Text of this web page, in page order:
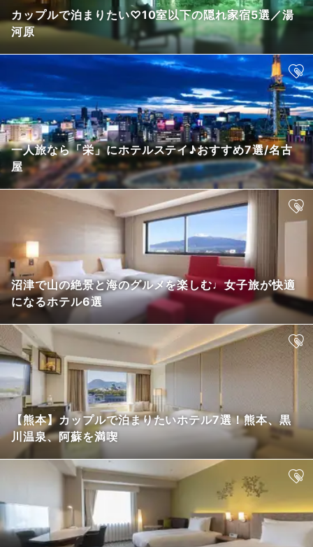
カップルで泊まりたい♡10室以下の隠れ家宿5選／湯
河原
一人旅なら「栄」にホテルステイ♪おすすめ7選/名古
屋
沼津で山の絶景と海のグルメを楽しむ♩女子旅が快適
になるホテル6選
【熊本】カップルで泊まりたいホテル7選！熊本、黒
川温泉、阿蘇を満喫